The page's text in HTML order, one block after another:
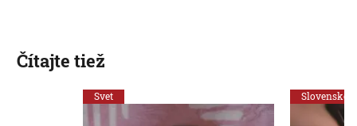
Čítajte tiež
Svet Slovensko